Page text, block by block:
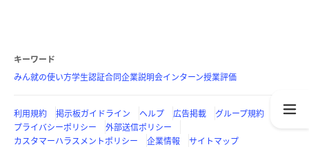
キーワード
みん就の使い方学生認証合同企業説明会インターン授業評価
利用規約 掲示板ガイドライン ヘルプ 広告掲載
グループ規約
プライバシーポリシー
外部送信ポリシー
カスタマーハラスメントポリシー
企業情報 サイトマップ